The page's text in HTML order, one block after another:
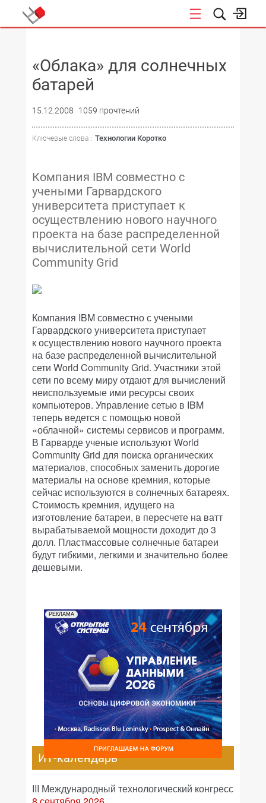
«Облака» для солнечных
батарей
15.12.2008 1059 прочтений
Ключевые слова : Технологии Коротко
Компания IBM совместно с
учеными Гарвардского
университета приступает к
осуществлению нового научного
проекта на базе распределенной
вычислительной сети World
Community Grid
Компания IBM совместно с учеными
Гарвардского университета приступает
к осуществлению нового научного проекта
на базе распределенной вычислительной
сети World Community Grid. Участники этой
сети по всему миру отдают для вычислений
неиспользуемые ими ресурсы своих
компьютеров. Управление сетью в IBM
теперь ведется с помощью новой
«облачной» системы сервисов и программ.
В Гарварде ученые используют World
Community Grid для поиска органических
материалов, способных заменить дорогие
материалы на основе кремния, которые
сейчас используются в солнечных батареях.
Стоимость кремния, идущего на
изготовление батареи, в пересчете на ватт
вырабатываемой мощности доходит до 3
долл. Пластмассовые солнечные батареи
будут гибкими, легкими и значительно более
дешевыми.
РЕКЛАМА
ИТ-календарь
III Международный технологический конгресс